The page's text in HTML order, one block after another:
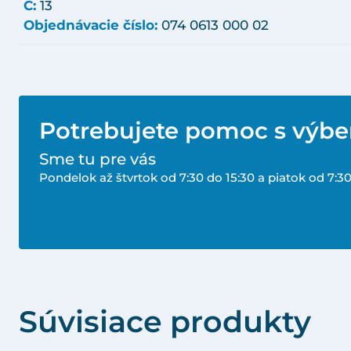
C: 13
Objednávacie číslo: 074 0613 000 02
Potrebujete pomoc s
Sme tu pre vás
Pondelok až štvrtok od 7:30 do 15:30 a piatok od
Súvisiace produkty